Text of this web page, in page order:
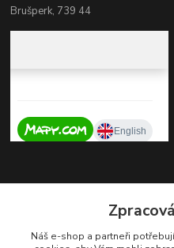
Brušperk, 739 44
+420 737 725 324
Náš e-shop a partneři